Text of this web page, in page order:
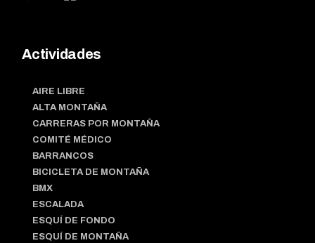
Actividades
AIRE LIBRE
ALTA MONTAÑA
CARRERAS POR MONTAÑA
COMITÉ MÉDICO
BARRANCOS
BICICLETA DE MONTAÑA
BMX
ESCALADA
ESQUÍ DE FONDO
ESQUÍ DE MONTAÑA